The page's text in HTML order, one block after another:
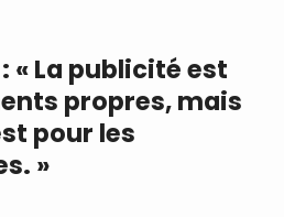
« La publicité est
propres, mais
pour les
»